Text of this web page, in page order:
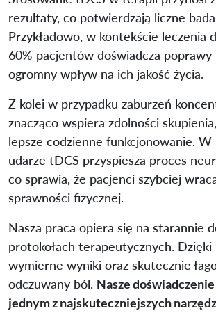
rezultaty, co potwierdzają liczne
Przykładowo, w kontekście leczenia
60% pacjentów doświadcza poprawy
ogromny wpływ na ich jakość życia.
Z kolei w przypadku zaburzeń
znacząco wspiera zdolności
lepsze codzienne funkcjonowanie.
udarze tDCS przyspiesza proces
co sprawia, że pacjenci szybciej
sprawności fizycznej.
Nasza praca opiera się na starannie
protokołach terapeutycznych. Dzięki
wymierne wyniki oraz skutecznie
odczuwany ból. Nasze
jednym z najskuteczniejszych